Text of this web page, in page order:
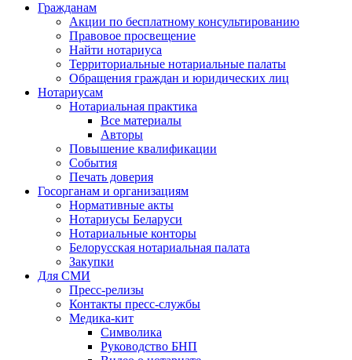
Гражданам
Акции по бесплатному консультированию
Правовое просвещение
Найти нотариуса
Территориальные нотариальные палаты
Обращения граждан и юридических лиц
Нотариусам
Нотариальная практика
Все материалы
Авторы
Повышение квалификации
События
Печать доверия
Госорганам и организациям
Нормативные акты
Нотариусы Беларуси
Нотариальные конторы
Белорусская нотариальная палата
Закупки
Для СМИ
Пресс-релизы
Контакты пресс-службы
Медика-кит
Символика
Руководство БНП